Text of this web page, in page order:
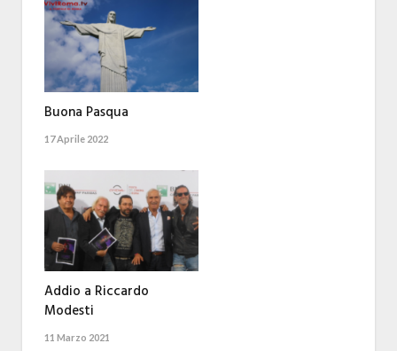
Buona Pasqua
17 Aprile 2022
Addio a Riccardo
Modesti
11 Marzo 2021